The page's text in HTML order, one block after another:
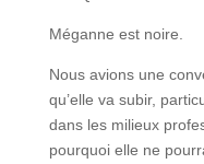
Méganne est noire.
Nous avions une
qu’elle va subir,
dans les milieux
pourquoi elle ne